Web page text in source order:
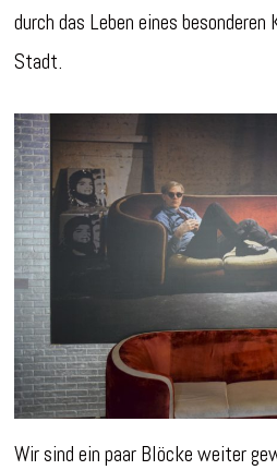
durch das Leben eines
Stadt.
Wir sind ein paar Blöcke weiter